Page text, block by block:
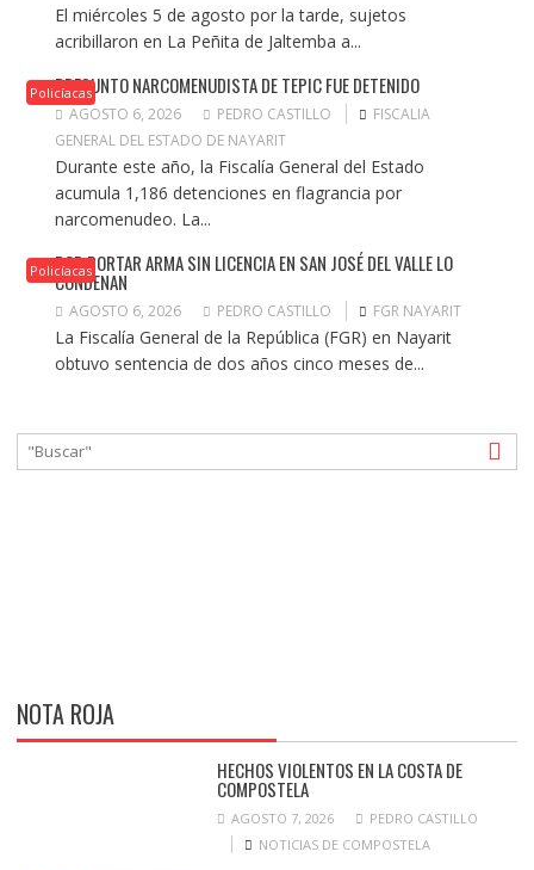
El miércoles 5 de agosto por la tarde, sujetos
acribillaron en La Peñita de Jaltemba a...
Policíacas
PRESUNTO NARCOMENUDISTA DE TEPIC FUE DETENIDO
AGOSTO 6, 2026 PEDRO CASTILLO
FISCALIA
GENERAL DEL ESTADO DE NAYARIT
Durante este año, la Fiscalía General del Estado
acumula 1,186 detenciones en flagrancia por
narcomenudeo. La...
Policíacas
POR PORTAR ARMA SIN LICENCIA EN SAN JOSÉ DEL VALLE LO
CONDENAN
AGOSTO 6, 2026 PEDRO CASTILLO FGR NAYARIT
La Fiscalía General de la República (FGR) en Nayarit
obtuvo sentencia de dos años cinco meses de...
NOTA ROJA
HECHOS VIOLENTOS EN LA COSTA DE
COMPOSTELA
AGOSTO 7, 2026
PEDRO CASTILLO
NOTICIAS DE COMPOSTELA